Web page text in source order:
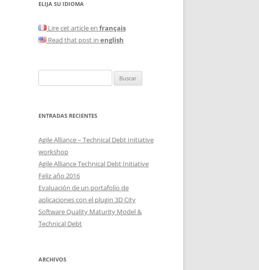
ELIJA SU IDIOMA
Lire cet article en français
Read that post in english
ENTRADAS RECIENTES
Agile Alliance – Technical Debt Initiative
workshop
Agile Alliance Technical Debt Initiative
Feliz año 2016
Evaluación de un portafolio de
aplicaciones con el plugin 3D City
Software Quality Maturity Model &
Technical Debt
ARCHIVOS